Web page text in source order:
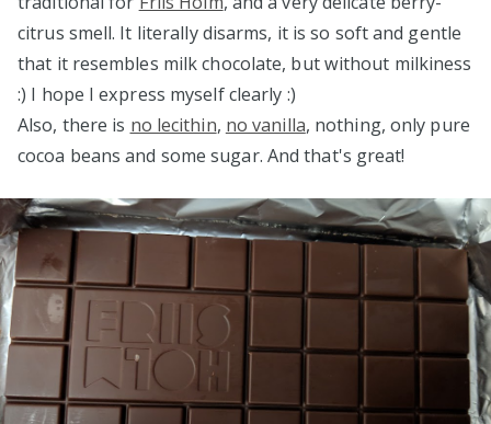
citrus smell. It literally disarms, it is so soft and gentle
that it resembles milk chocolate, but without milkiness
:) I hope I express myself clearly :)
Also, there is no lecithin, no vanilla, nothing, only pure
cocoa beans and some sugar. And that's great!